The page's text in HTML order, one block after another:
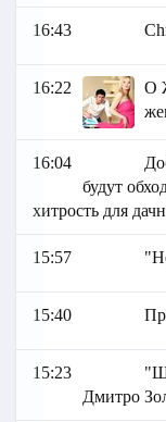
16:43
16:22
О
16:04
будут
хитрость для
15:57
15:40
15:23
Дмитро